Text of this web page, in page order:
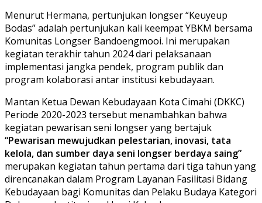
Menurut Hermana, pertunjukan longser “Keuyeup
Bodas” adalah pertunjukan kali keempat YBKM bersama
Komunitas Longser Bandoengmooi. Ini merupakan
kegiatan terakhir tahun 2024 dari pelaksanaan
implementasi jangka pendek, program publik dan
program kolaborasi antar institusi kebudayaan.
Mantan Ketua Dewan Kebudayaan Kota Cimahi (DKKC)
Periode 2020-2023 tersebut menambahkan bahwa
kegiatan pewarisan seni longser yang bertajuk
“Pewarisan mewujudkan pelestarian, inovasi, tata
kelola, dan sumber daya seni longser berdaya saing”
merupakan kegiatan tahun pertama dari tiga tahun yang
direncanakan dalam Program Layanan Fasilitasi Bidang
Kebudayaan bagi Komunitas dan Pelaku Budaya Kategori